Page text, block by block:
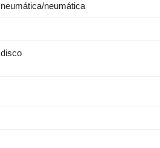
neumática/neumática
disco